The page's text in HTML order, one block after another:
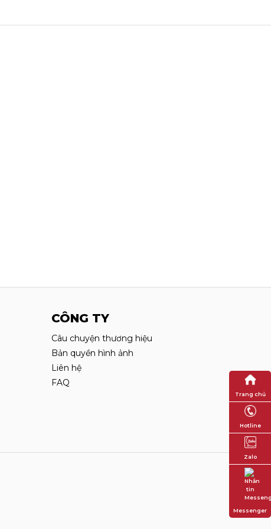
CÔNG TY
Câu chuyện thương hiệu
Bản quyền hình ảnh
Liên hệ
FAQ
Trang chủ
Hotline
Zalo
Messenger